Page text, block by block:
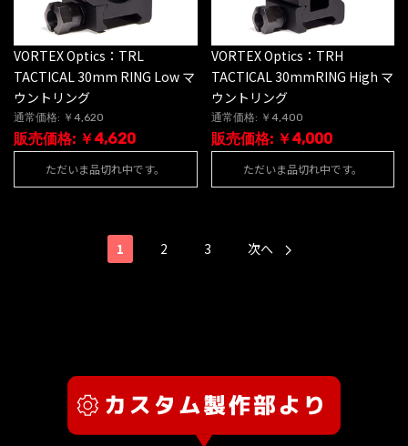
VORTEX Optics：TRL
TACTICAL 30mm RING Low マ
ウントリング
通常価格: ￥4,620
販売価格: ￥4,620
ただいま品切れ中です。
VORTEX Optics：TRH
TACTICAL 30mmRING High マ
ウントリング
通常価格: ￥4,400
販売価格: ￥4,000
ただいま品切れ中です。
1 2 3 次へ